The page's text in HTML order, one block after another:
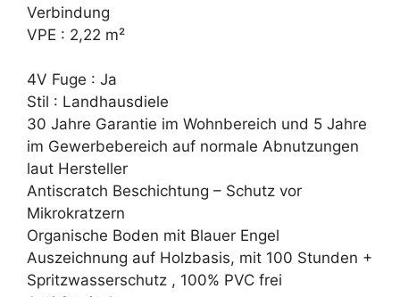
Verbindung
VPE : 2,22 m²
4V Fuge : Ja
Stil : Landhausdiele
30 Jahre Garantie im Wohnbereich und 5 Jahre
im Gewerbebereich auf normale Abnutzungen
laut Hersteller
Antiscratch Beschichtung – Schutz vor
Mikrokratzern
Organische Boden mit Blauer Engel
Auszeichnung auf Holzbasis, mit 100 Stunden +
Spritzwasserschutz , 100% PVC frei